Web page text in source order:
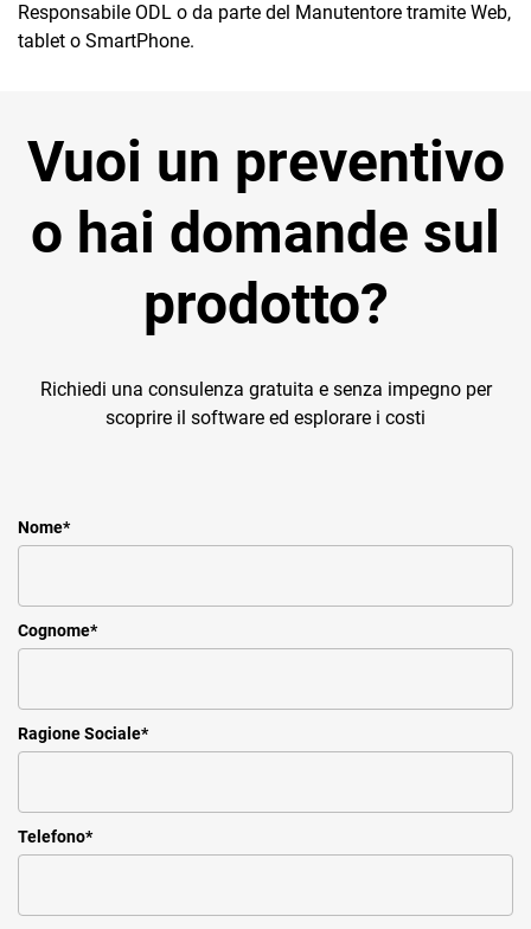
Responsabile ODL o da parte del Manutentore tramite Web,
tablet o SmartPhone.
Vuoi un preventivo
o hai domande sul
prodotto?
Richiedi una consulenza gratuita e senza impegno per
scoprire il software ed esplorare i costi
Nome*
Cognome*
Ragione Sociale*
Telefono*